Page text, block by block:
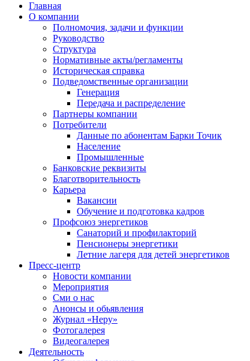
Главная
О компании
Полномочия, задачи и функции
Руководство
Структура
Нормативные акты/регламенты
Историческая справка
Подведомственные организации
Генерация
Передача и распределение
Партнеры компании
Потребители
Данные по абонентам Барки Точик
Население
Промышленные
Банковские реквизиты
Благотворительность
Карьера
Вакансии
Обучение и подготовка кадров
Профсоюз энергетиков
Санаторий и профилакторий
Пенсионеры энергетики
Летние лагеря для детей энергетиков
Пресс-центр
Новости компании
Мероприятия
Сми о нас
Анонсы и обьявления
Журнал «Неру»
Фотогалерея
Видеогалерея
Деятельность